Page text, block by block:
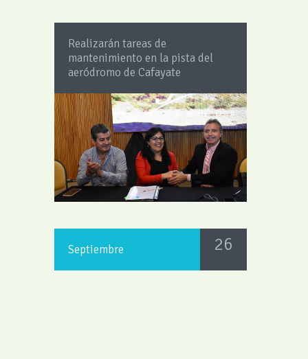
Realizarán tareas de
mantenimiento en la pista del
aeródromo de Cafayate
Septiembre 26